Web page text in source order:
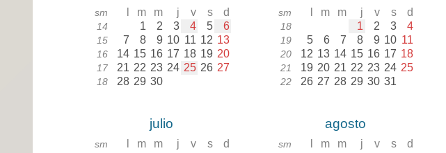
sm m m j v s d
14 1 2 3 4 5 6
15 7 8 9 10 11 12 13
16 14 15 16 17 18 19 20
17 21 22 23 24 25 26 27
18 28 29 30
sm m m j v s d
18 1 2 3 4
19 5 6 7 8 9 10 11
20 12 13 14 15 16 17 18
21 19 20 21 22 23 24 25
22 26 27 28 29 30 31
julio
sm m m j v s d
agosto
sm m m j v s d